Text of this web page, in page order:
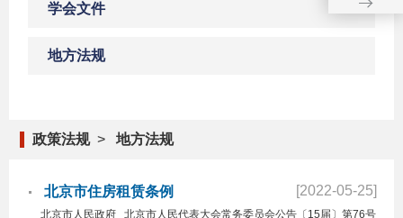
学会文件
地方法规
政策法规> 地方法规
北京市住房租赁条例 [2022-05-25]
北京市人民政府 北京市人民代表大会常务委员会公告〔15届〕第76号